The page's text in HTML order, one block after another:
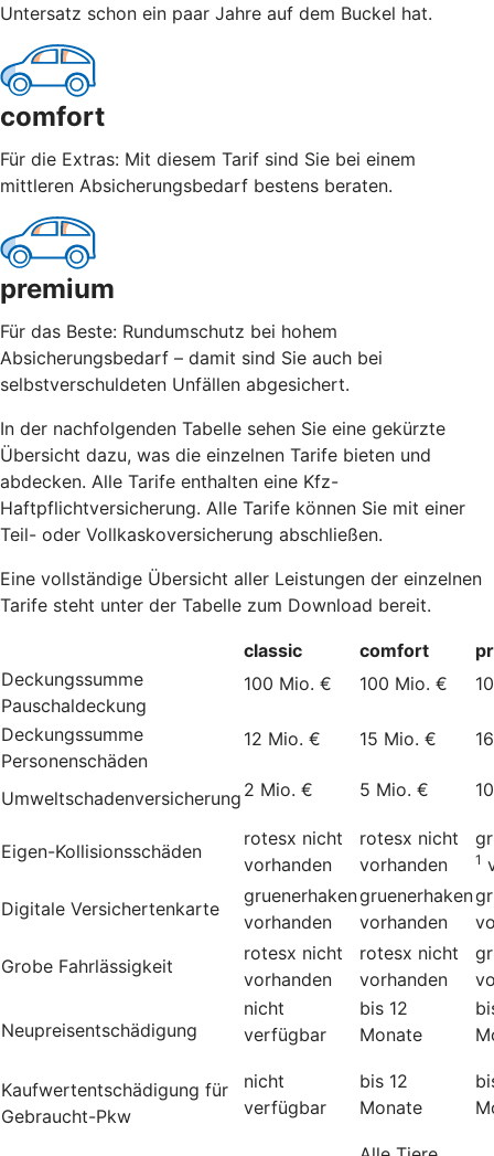
Untersatz schon ein paar Jahre auf dem Buckel hat.
comfort
Für die Extras: Mit diesem Tarif sind Sie bei einem
mittleren Absicherungsbedarf bestens beraten.
premium
Für das Beste: Rundumschutz bei hohem
Absicherungsbedarf – damit sind Sie auch bei
selbstverschuldeten Unfällen abgesichert.
In der nachfolgenden Tabelle sehen Sie eine gekürzte
Übersicht dazu, was die einzelnen Tarife bieten und
abdecken. Alle Tarife enthalten eine Kfz-
Haftpflichtversicherung. Alle Tarife können Sie mit einer
Teil- oder Vollkaskoversicherung abschließen.
Eine vollständige Übersicht aller Leistungen der einzelnen
Tarife steht unter der Tabelle zum Download bereit.
classic comfort
Deckungssumme
Pauschaldeckung
100 Mio. € 100 Mio. €
Deckungssumme
Personenschäden
12 Mio. € 15 Mio. €
Umweltschadenversicherung 2 Mio. € 5 Mio. €
Eigen-Kollisionsschäden
rotesx nicht
vorhanden
rotesx nicht
vorhanden
1
Digitale Versichertenkarte
gruenerhaken
vorhanden
gruenerhaken
vorhanden
Grobe Fahrlässigkeit
rotesx nicht
vorhanden
rotesx nicht
vorhanden
Neupreisentschädigung
nicht
verfügbar
bis 12
Monate
Kauf­wert­entschädi­gung für
Gebraucht-Pkw
nicht
verfügbar
bis 12
Monate